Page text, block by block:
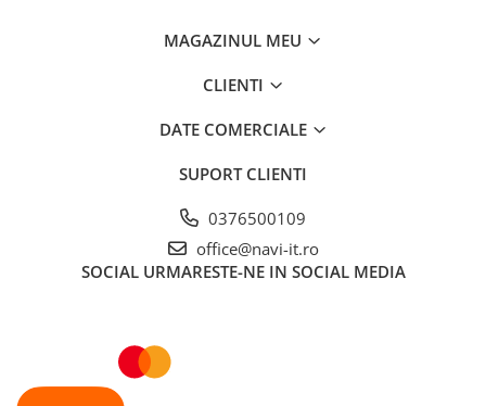
MAGAZINUL MEU
CLIENTI
DATE COMERCIALE
SUPORT CLIENTI
0376500109
office@navi-it.ro
SOCIAL URMARESTE-NE IN SOCIAL MEDIA